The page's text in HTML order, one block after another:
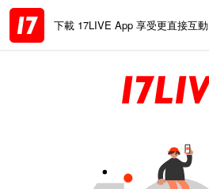
下載 17LIVE App 享受更直接互動